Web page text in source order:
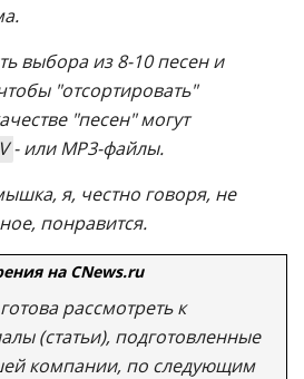
выбора из 8-10 песен и
"отсортировать"
"песен" могут
- или MP3-файлы.
я, честно говоря, не
понравится.
на CNews.ru
рассмотреть к
(статьи), подготовленные
компании, по следующим